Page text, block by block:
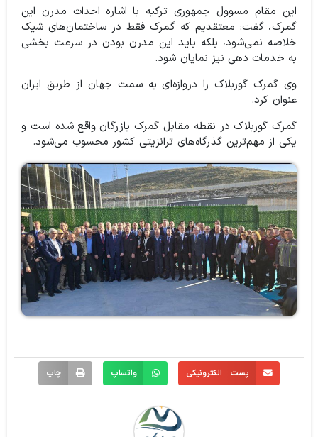
این مقام مسوول جمهوری ترکیه با اشاره احداث مدرن این
گمرک، گفت: معتقدیم که گمرک فقط در ساختمان‌های شیک
خلاصه نمی‌شود، بلکه باید این مدرن بودن در سرعت بخشی
به خدمات دهی نیز نمایان شود.
وی گمرک گوربلاک را دروازه‌ای به سمت جهان از طریق ایران
عنوان کرد.
گمرک گوربلاک در نقطه مقابل گمرک بازرگان واقع شده است و
یکی از مهم‌ترین گذرگاه‌های ترانزیتی کشور محسوب می‌شود.
پست الکترونیکی واتساپ چاپ